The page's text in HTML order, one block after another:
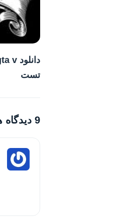
تست
9 دیدگاه ها